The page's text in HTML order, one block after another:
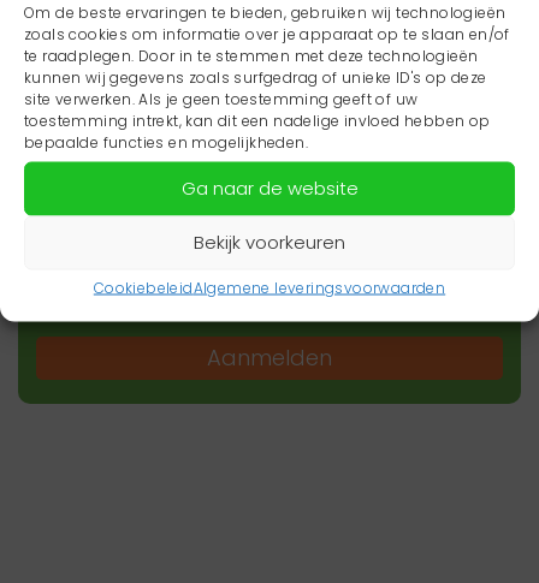
Om de beste ervaringen te bieden, gebruiken wij technologieën
zoals cookies om informatie over je apparaat op te slaan en/of
te raadplegen. Door in te stemmen met deze technologieën
kunnen wij gegevens zoals surfgedrag of unieke ID's op deze
site verwerken. Als je geen toestemming geeft of uw
toestemming intrekt, kan dit een nadelige invloed hebben op
bepaalde functies en mogelijkheden.
Ga naar de website
Bekijk voorkeuren
CookiebeleidAlgemene leveringsvoorwaarden
Wil je niets missen?
Wil je op de hoogte blijven van het laatste
zorgnieuws in jouw regio? Schrijf je dan in voor
onze nieuwsbrief.
Aanmelden